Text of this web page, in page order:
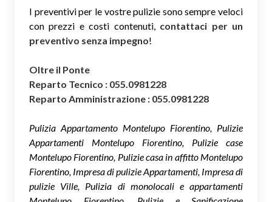
I preventivi per le vostre pulizie sono sempre veloci
con prezzi e costi contenuti, contattaci per un
preventivo senza impegno!
Oltre il Ponte
Reparto Tecnico : 055.0981228
Reparto Amministrazione : 055.0981228
Pulizia Appartamento Montelupo Fiorentino, Pulizie
Appartamenti Montelupo Fiorentino, Pulizie case
Montelupo Fiorentino, Pulizie casa in affitto Montelupo
Fiorentino, Impresa di pulizie Appartamenti, Impresa di
pulizie Ville, Pulizia di monolocali e appartamenti